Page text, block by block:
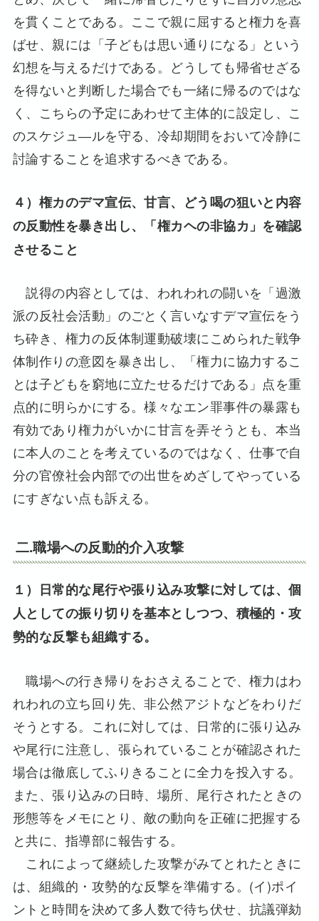
を貫くことである。ここで親に屈すると権力を喜
ばせ、親には「子どもは思い通りになる」という
幻想を与えるだけである。どうしても帰省せざる
を得ないと判断した場合でも一緒に帰るのではな
く、こちらの予定にあわせて主体的に設定し、こ
のスケジュ―ルを守る、冷却期間をおいて冷静に
討論することを追求するべきである。
４）権カのデマ宣伝、甘言、どう喝の狙いと内容
の反動性を暴き出し、「権カヘの非協カ」を確認
させること
説得の内容としては、われわれの闘いを「過激
派の反社会活動」のごとく言いなすデマ宣伝をう
ち砕き、権力の反体制運動破壊にこめられた戦争
体制作りの意図を暴き出し、「権力に協力するこ
とは子どもを窮地に立たせるだけである」点を重
点的に明らかにする。様々なエン罪事件の暴露も
有効であり権力がいかに甘言を弄そうとも、本当
に本人のことを考えているのではなく、仕事で自
分の官僚社会内部での出世をめざしてやっている
にすぎない点も訴える。
二.職場への反動的介入攻撃
１）日常的な尾行や張り込み攻撃に対しては、個
人としての振り切りを基本としつつ、積極的・攻
勢的な反撃も組織する。
職場への行き帰りをおさえることで、権力はわ
れわれの立ち回り先、非公然アジトなどをわりだ
そうとする。これに対しては、日常的に張り込み
や尾行に注意し、張られていることが確認された
場合は徹底してふりきることに全力を投入する。
また、張り込みの日時、場所、尾行されたときの
形態等をメモにとり、敵の動向を正確に把握する
と共に、指導部に報告する。
これによって継続した攻撃がみてとれたときに
は、組織的・攻勢的な反撃を準備する。(イ)ポイ
ントと時間を決めて多人数で待ち伏せ、抗議弾劾